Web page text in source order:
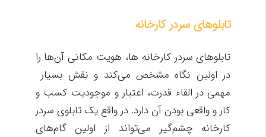
تابلوهای سردر کارخانه
تابلوهای سردر کارخانه ها، هویت مکانی آن‌ها را
در اولین نگاه مشخص می‌کند و نقش بسیار
مهمی در القاء قدرت، اعتبار و موجودیت کسب و
کار و واقعی بودن آن دارد. در واقع یک تابلوی سردر
کارخانه چشم‌گیر می‌تواند از اولین گام‌های